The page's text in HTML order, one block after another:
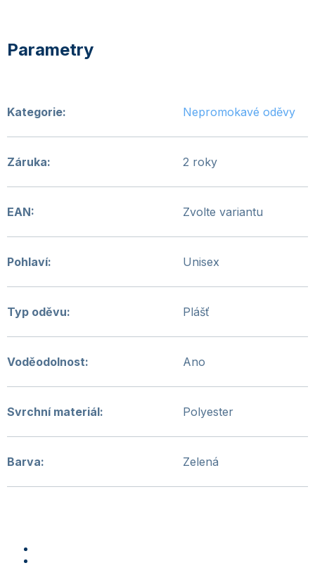
Kategorie: Nepromokavé oděvy
Záruka: 2 roky
EAN: Zvolte variantu
Pohlaví: Unisex
Typ oděvu: Plášť
Voděodolnost: Ano
Svrchní materiál: Polyester
Barva: Zelená